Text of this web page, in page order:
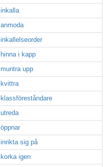
inkalla
anmoda
inkallelseorder
hinna i kapp
muntra upp
kvittra
klassföreståndare
utreda
öppnar
inrikta sig på
korka igen